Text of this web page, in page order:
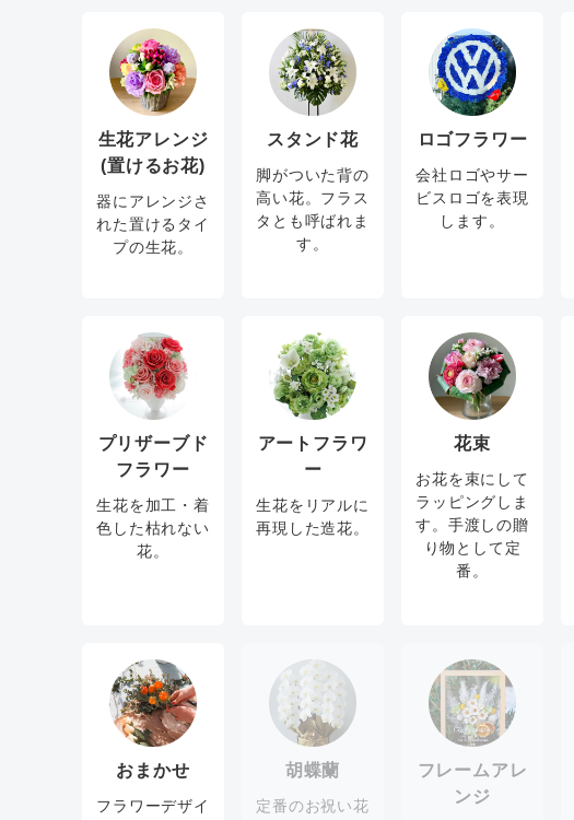
生花アレンジ
(置けるお花)
器にアレンジさ
れた置けるタイ
プの生花。
スタンド花
脚がついた背の
高い花。フラス
タとも呼ばれま
す。
ロゴフラワー
会社ロゴやサー
ビスロゴを表現
します。
プリザーブド
フラワー
生花を加工・着
色した枯れない
花。
アートフラワ
ー
生花をリアルに
再現した造花。
花束
お花を束にして
ラッピングしま
す。手渡しの贈
り物として定
番。
おまかせ
フラワーデザイ
胡蝶蘭
定番のお祝い花
フレームアレ
ンジ